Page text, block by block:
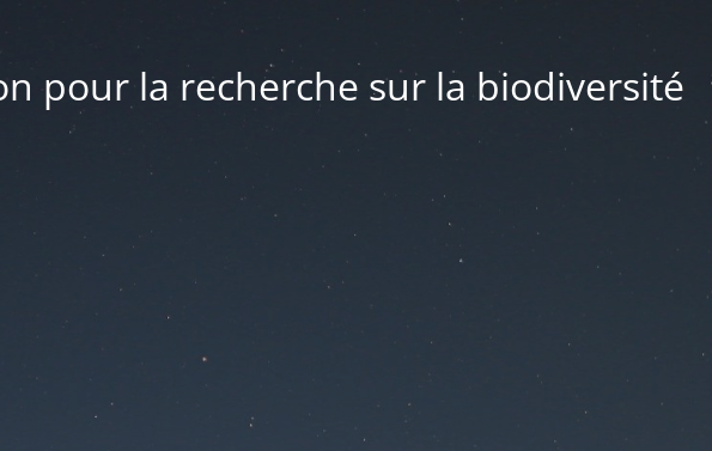
pour la recherche sur la biodiversité